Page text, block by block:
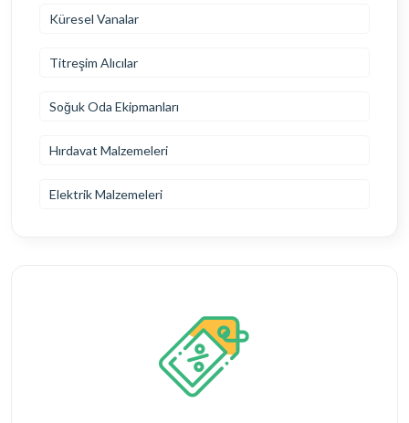
Küresel Vanalar
Titreşim Alıcılar
Soğuk Oda Ekipmanları
Hırdavat Malzemeleri
Elektrik Malzemeleri